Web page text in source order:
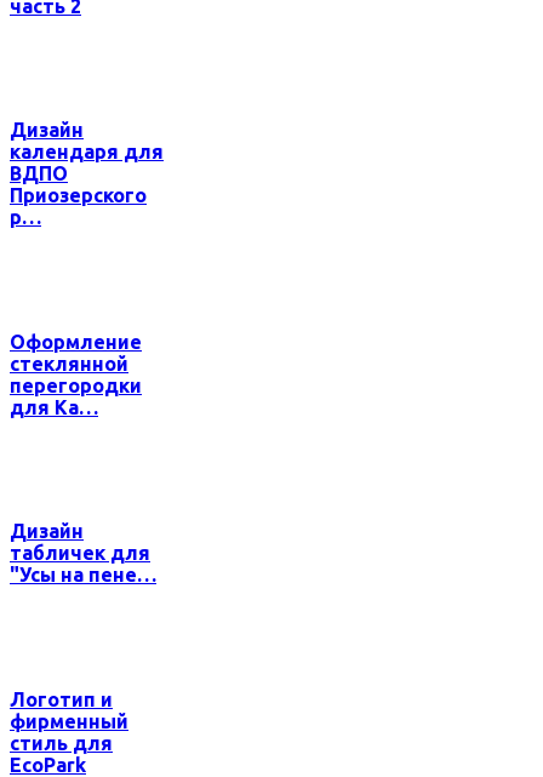
часть 2
Дизайн
календаря для
ВДПО
Приозерского
р…
Оформление
стеклянной
перегородки
для Ка…
Дизайн
табличек для
"Усы на пене…
Логотип и
фирменный
стиль для
EcoPark